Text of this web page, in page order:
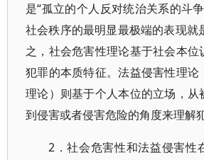
是“孤立的个人反对统治关系的斗
社会秩序的最明显最极端的表现就
之，社会危害性理论基于社会本位
犯罪的本质特征。法益侵害性理论
理论）则基于个人本位的立场，从
到侵害或者侵害危险的角度来理解
2．社会危害性和法益侵害性